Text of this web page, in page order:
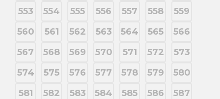
553
554 555 556 557 558
559
560
561 562 563 564 565
566
567
568 569 570 571 572
573
574
575 576 577 578 579
580
581
582 583 584 585 586
587